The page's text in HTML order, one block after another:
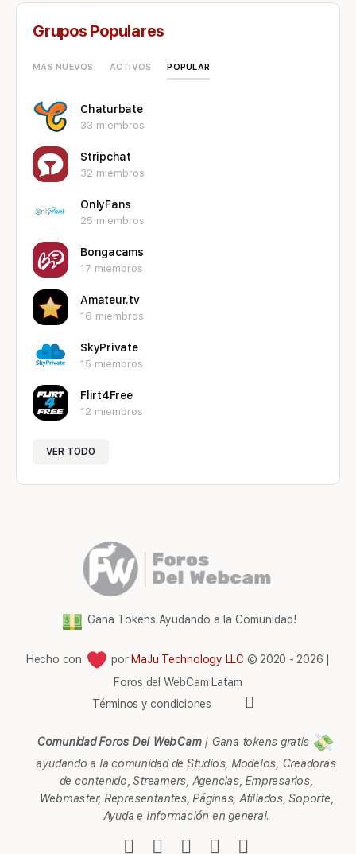
Grupos Populares
MAS NUEVOS ACTIVOS POPULAR
Chaturbate
33 miembros
Stripchat
32 miembros
OnlyFans
25 miembros
Bongacams
17 miembros
Amateur.tv
16 miembros
SkyPrivate
15 miembros
Flirt4Free
12 miembros
VER TODO
Gana Tokens Ayudando a la Comunidad!
Hecho con por MaJu Technology LLC © 2020 - 2026 |
Foros del WebCam Latam
Términos y condiciones
Comunidad Foros Del WebCam| Gana tokens gratis
ayudando a la comunidad de Studios, Modelos, Creadoras
de contenido, Streamers, Agencias, Empresarios,
Webmaster, Representantes, Páginas, Afiliados, Soporte,
Ayuda e Información en general.